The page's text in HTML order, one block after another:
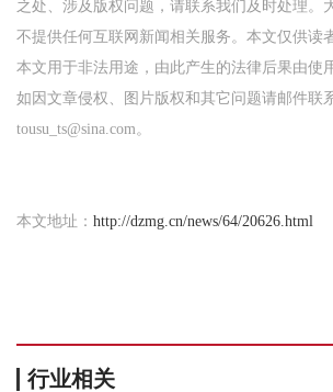
之处、涉及版权问题，请联系我们及时处理。
不提供任何互联网新闻相关服务。本文仅供读
本文用于非法用途，由此产生的法律后果由使
如因文章侵权、图片版权和其它问题请邮件联
tousu_ts@sina.com。
本文地址： http://dzmg.cn/news/64/20626.html
行业相关